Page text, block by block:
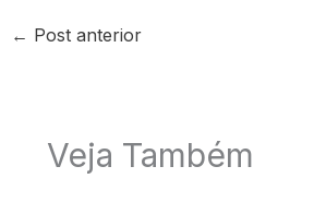
← Post anterior
Veja Também